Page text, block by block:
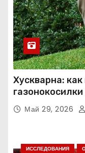
Хускварна:
использования
Май 29, 2026
ИССЛЕДОВАНИЯ